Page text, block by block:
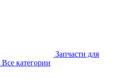
Запчасти для
Все категории